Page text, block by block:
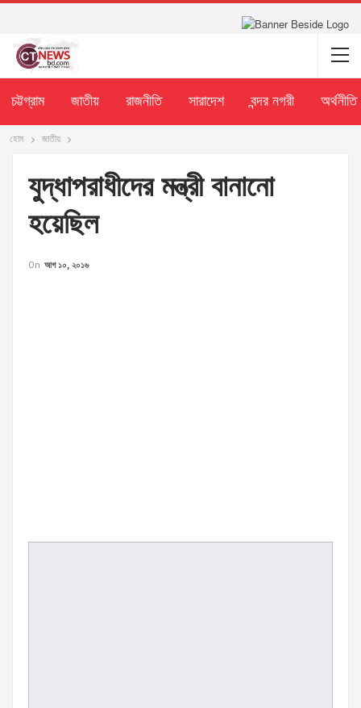
চট্টগ্রাম জাতীয় রাজনীতি সারাদেশ বন্দর নগরী অর্থনীতি
হোম জাতীয়
যুদ্ধাপরাধীদের মন্ত্রী বানানো
হয়েছিল
On আগ ১০, ২০১৬